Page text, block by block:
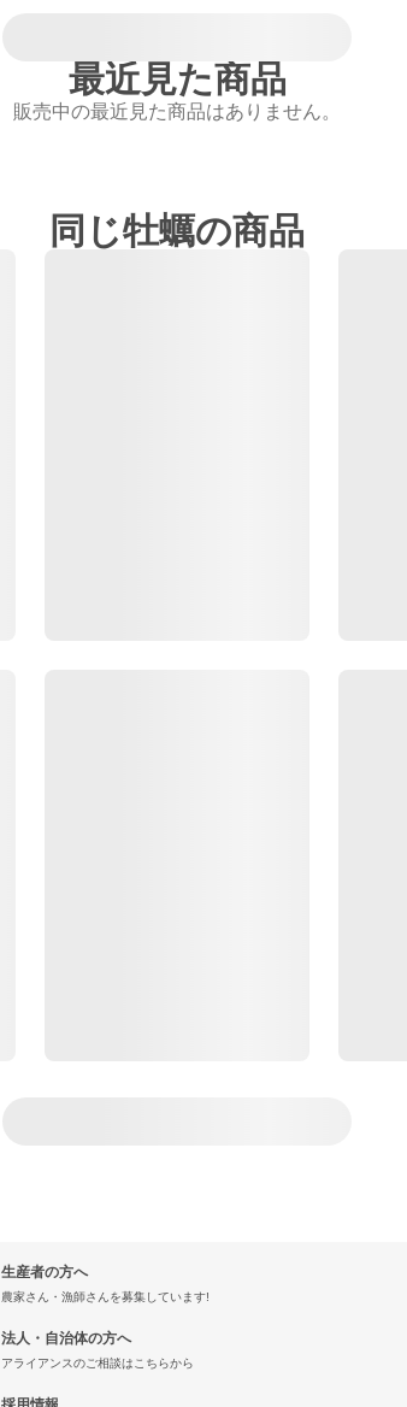
最近見た商品
販売中の最近見た商品はありません。
同じ牡蠣の商品
生産者の方へ
農家さん・漁師さんを募集しています!
法人・自治体の方へ
アライアンスのご相談はこちらから